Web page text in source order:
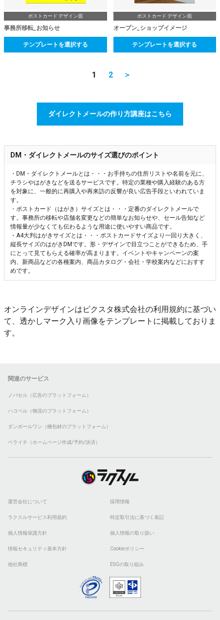
ポストカード デザイン面
事務所移転_お知らせ
テンプレートを選択する
ポストカード デザイン面
オープン_ショップイメージ
テンプレートを選択する
1 2 ＞
ダイレクトメールの作り方講座はこちら
DM・ダイレクトメールのサイズ選びのポイント
・DM・ダイレクトメールとは・・・お手持ちの住所リストや名前を元に、
チラシやはがきなどを送るサービスです。特定の業種や購入経験のある方
を対象に、一般的に再購入や再来訪の反響が良い広告手段といわれていま
す。
・ポストカード（はがき）サイズとは・・・定番のダイレクトメールで
す。事務所の移転や店舗名変更などの簡単なお知らせや、セール告知など
情報量が少なくても伝わるような用途に使いやすい商品です。
・A4大判はがきサイズとは・・・ポストカードサイズより一回り大きく、
縦長サイズのはがきDMです。形・デザインで目立つことができるため、手
にとって見てもらえる確率が高まります。イベントやキャンペーンの案
内、新商品などの各種案内、商品カタログ・会社・学校案内などにおすす
めです。
オンラインデザインはピクスタ株式会社の利用規約に基づい
て、透かしマーク入り画像をテンプレートに掲載しておりま
す。
関連のサービス
ノバセル（広告のプラットフォーム）
ハコベル（物流のプラットフォーム）
ダンボールワン（梱包材のプラットフォーム）
ペライチ（ホームページ作成/予約/決済）
運営会社について 採用情報
ラクスルサービス利用規約 特定取引法に基づく表記
個人情報保護方針 個人情報の取り扱い
情報セキュリティ基本方針 Cookieポリシー
他社商標 ESGの取り組み